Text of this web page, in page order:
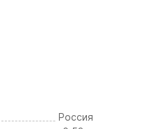
Россия